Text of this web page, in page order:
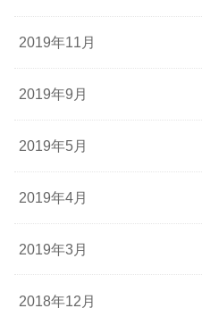
2019年11月
2019年9月
2019年5月
2019年4月
2019年3月
2018年12月